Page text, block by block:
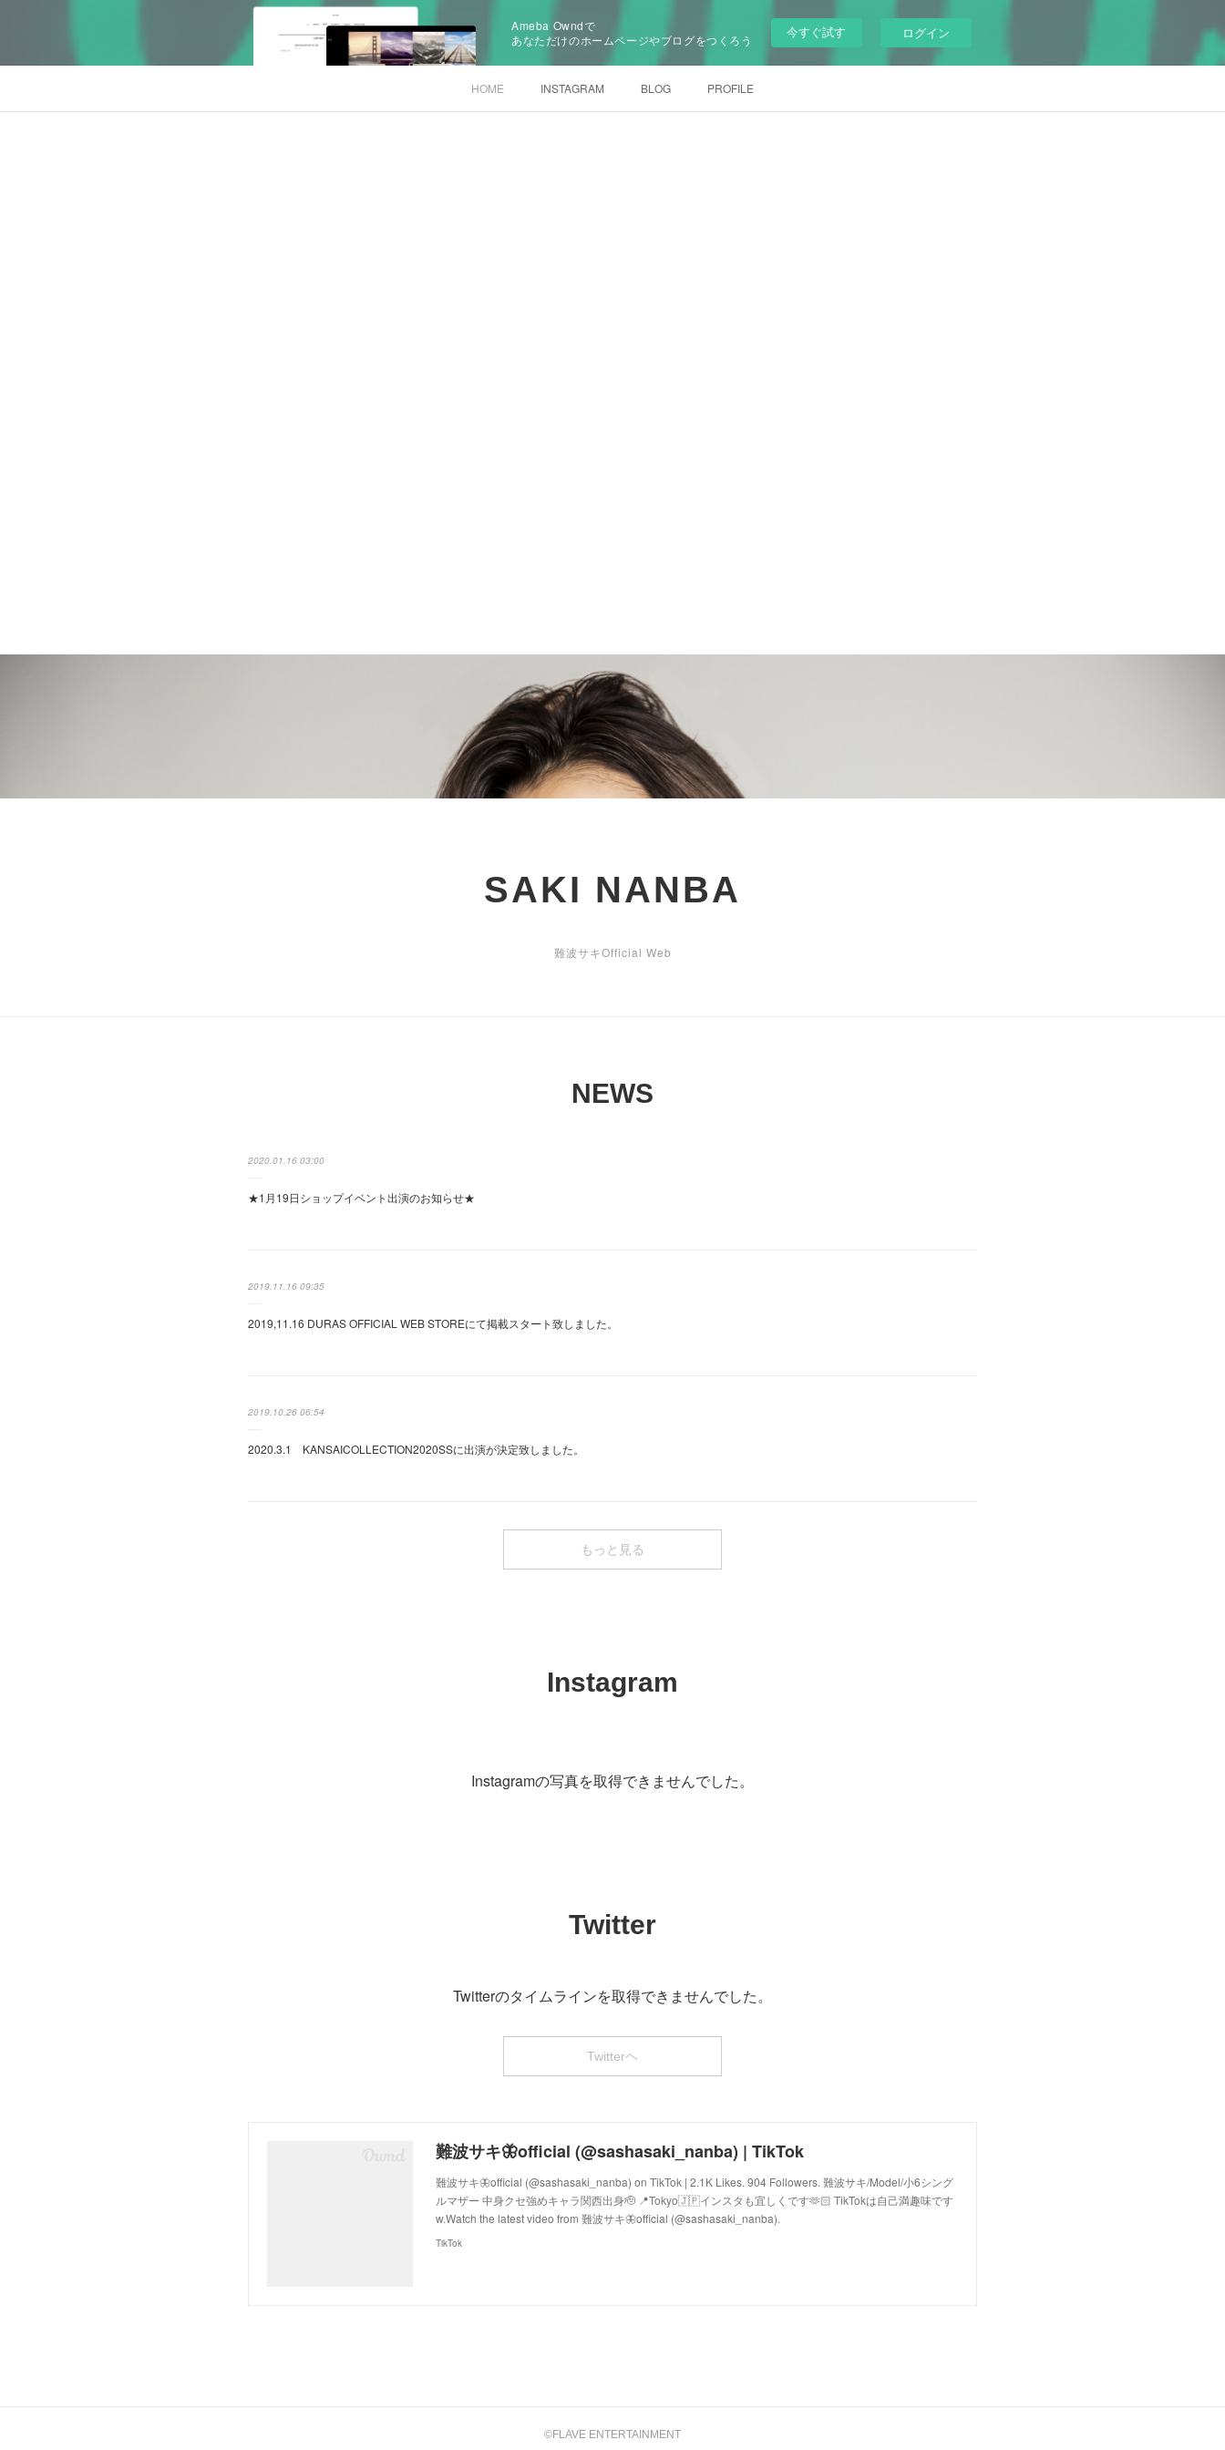
Ameba Owndで
あなただけのホームページやブログをつくろう
今すぐ試す ログイン
HOME INSTAGRAM BLOG PROFILE
SAKI NANBA
難波サキOfficial Web
NEWS
2020.01.16 03:00
★1月19日ショップイベント出演のお知らせ★
2019.11.16 09:35
2019,11.16 DURAS OFFICIAL WEB STOREにて掲載スタート致しました。
2019.10.26 06:54
2020.3.1 KANSAICOLLECTION2020SSに出演が決定致しました。
もっと見る
Instagram
Instagramの写真を取得できませんでした。
Twitter
Twitterのタイムラインを取得できませんでした。
Twitterヘ
難波サキ🦋official (@sashasaki_nanba) | TikTok
難波サキ🦋official (@sashasaki_nanba) on TikTok | 2.1K Likes. 904 Followers. 難波サキ/Model/小6シング
ルマザー 中身クセ強めキャラ関西出身🫡 📍Tokyo🇯🇵インスタも宜しくです🫶🏻 TikTokは自己満趣味です
w.Watch the latest video from 難波サキ🦋official (@sashasaki_nanba).
TikTok
©FLAVE ENTERTAINMENT